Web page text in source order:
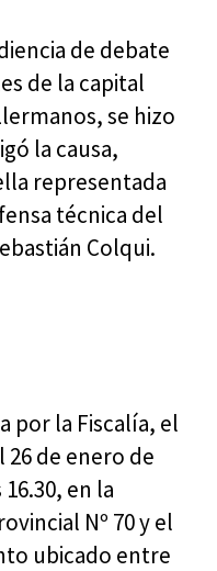
de debate
de la capital
se hizo
la causa,
representada
técnica del
Colqui.
por la Fiscalía, el
de enero de
en la
Nº 70 y el
ubicado entre